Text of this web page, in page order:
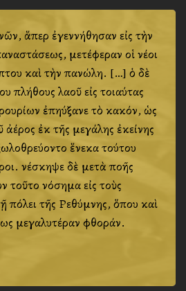
ἅπερ ἐγεννήθησαν εἰς τὴν
μετέφεραν οἱ νέοι
καὶ τὴν πανώλη. […] ὁ δὲ
πλήθους λαοῦ εἰς τοιαύτας
ἐπηύξανε τὸ κακόν, ὡς
ἐκ τῆς μεγάλης ἐκείνης
ἕνεκα τούτου
Ἐνέσκηψε δὲ μετὰ πολλῆς
τοῦτο νόσημα εἰς τοὺς
πόλει τῆς Ρεθύμνης, ὅπου καὶ
μεγαλυτέραν φθοράν.